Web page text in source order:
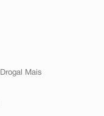
Mais